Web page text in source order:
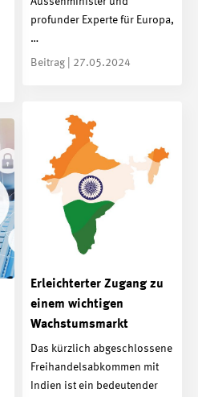
profunder Experte für Europa,
…
Beitrag | 27.05.2024
Erleichterter Zugang zu
einem wichtigen
Wachstumsmarkt
Das kürzlich abgeschlossene
Freihandelsabkommen mit
Indien ist ein bedeutender